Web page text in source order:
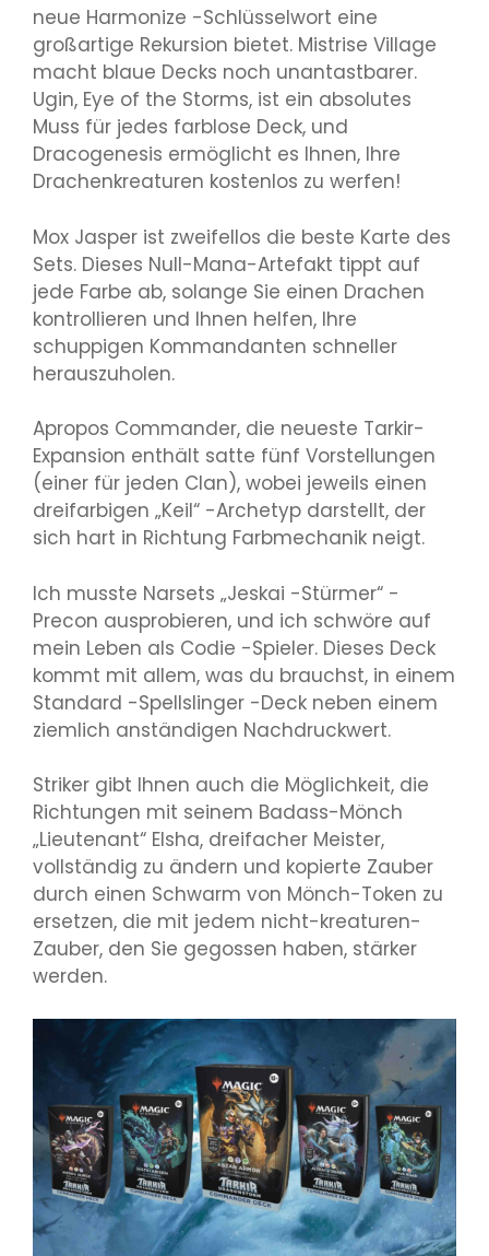
neue Harmonize -Schlüsselwort eine
großartige Rekursion bietet. Mistrise Village
macht blaue Decks noch unantastbarer.
Ugin, Eye of the Storms, ist ein absolutes
Muss für jedes farblose Deck, und
Dracogenesis ermöglicht es Ihnen, Ihre
Drachenkreaturen kostenlos zu werfen!
Mox Jasper ist zweifellos die beste Karte des
Sets. Dieses Null-Mana-Artefakt tippt auf
jede Farbe ab, solange Sie einen Drachen
kontrollieren und Ihnen helfen, Ihre
schuppigen Kommandanten schneller
herauszuholen.
Apropos Commander, die neueste Tarkir-
Expansion enthält satte fünf Vorstellungen
(einer für jeden Clan), wobei jeweils einen
dreifarbigen „Keil“ -Archetyp darstellt, der
sich hart in Richtung Farbmechanik neigt.
Ich musste Narsets „Jeskai -Stürmer“ -
Precon ausprobieren, und ich schwöre auf
mein Leben als Codie -Spieler. Dieses Deck
kommt mit allem, was du brauchst, in einem
Standard -Spellslinger -Deck neben einem
ziemlich anständigen Nachdruckwert.
Striker gibt Ihnen auch die Möglichkeit, die
Richtungen mit seinem Badass-Mönch
„Lieutenant“ Elsha, dreifacher Meister,
vollständig zu ändern und kopierte Zauber
durch einen Schwarm von Mönch-Token zu
ersetzen, die mit jedem nicht-kreaturen-
Zauber, den Sie gegossen haben, stärker
werden.